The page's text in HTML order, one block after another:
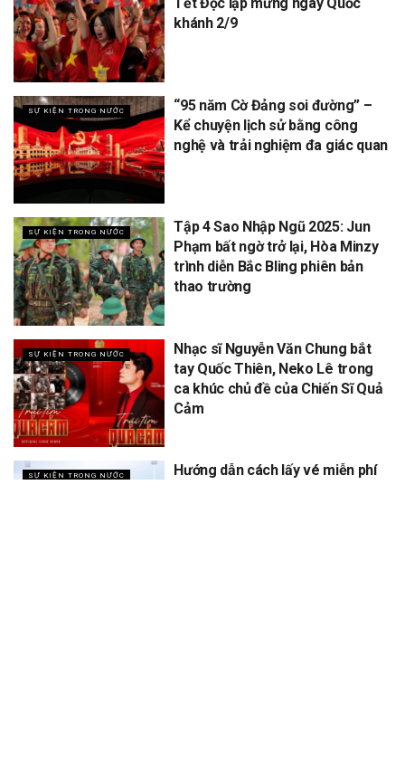
khánh 2/9
SỰ KIỆN TRONG NƯỚC
“95 năm Cờ Đảng soi đường” –
Kể chuyện lịch sử bằng công
nghệ và trải nghiệm đa giác quan
SỰ KIỆN TRONG NƯỚC
Tập 4 Sao Nhập Ngũ 2025: Jun
Phạm bất ngờ trở lại, Hòa Minzy
trình diễn Bắc Bling phiên bản
thao trường
SỰ KIỆN TRONG NƯỚC
Nhạc sĩ Nguyễn Văn Chung bắt
tay Quốc Thiên, Neko Lê trong
ca khúc chủ đề của Chiến Sĩ Quả
Cảm
SỰ KIỆN TRONG NƯỚC
Hướng dẫn cách lấy vé miễn phí